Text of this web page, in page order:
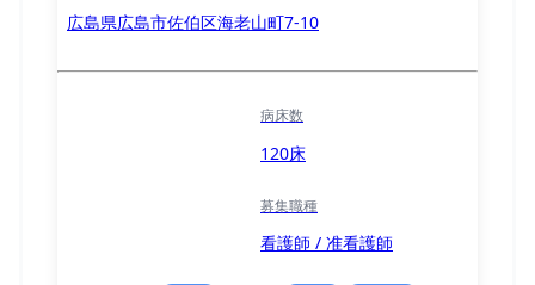
広島県広島市佐伯区海老山町7-10
病床数
120床
募集職種
看護師 / 准看護師